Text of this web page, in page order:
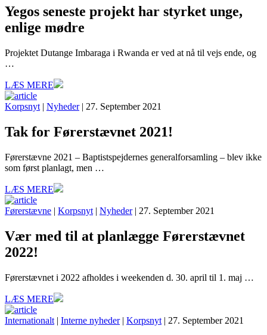
Yegos seneste projekt har styrket unge,
enlige mødre
Projektet Dutange Imbaraga i Rwanda er ved at nå til vejs ende, og
…
LÆS MERE
Korpsnyt | Nyheder| 27. September 2021
Tak for Førerstævnet 2021!
Førerstævne 2021 – Baptistspejdernes generalforsamling – blev ikke
som først planlagt, men …
LÆS MERE
Førerstævne | Korpsnyt | Nyheder| 27. September 2021
Vær med til at planlægge Førerstævnet
2022!
Førerstævnet i 2022 afholdes i weekenden d. 30. april til 1. maj …
LÆS MERE
Internationalt | Interne nyheder| Korpsnyt | 27. September 2021